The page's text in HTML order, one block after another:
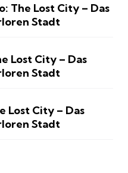
The Lost City – Das
Stadt
Lost City – Das
Stadt
Lost City – Das
Stadt